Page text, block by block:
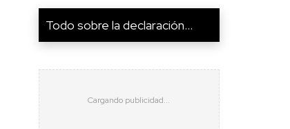
Todo sobre la declaración...